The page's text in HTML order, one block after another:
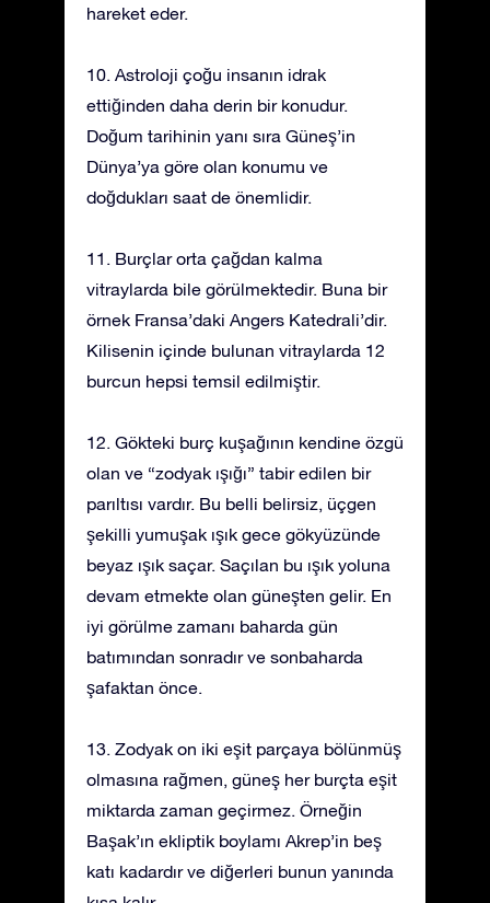
hareket eder.
10. Astroloji çoğu insanın idrak
ettiğinden daha derin bir konudur.
Doğum tarihinin yanı sıra Güneş’in
Dünya’ya göre olan konumu ve
doğdukları saat de önemlidir.
11. Burçlar orta çağdan kalma
vitraylarda bile görülmektedir. Buna bir
örnek Fransa’daki Angers Katedrali’dir.
Kilisenin içinde bulunan vitraylarda 12
burcun hepsi temsil edilmiştir.
12. Gökteki burç kuşağının kendine özgü
olan ve “zodyak ışığı” tabir edilen bir
parıltısı vardır. Bu belli belirsiz, üçgen
şekilli yumuşak ışık gece gökyüzünde
beyaz ışık saçar. Saçılan bu ışık yoluna
devam etmekte olan güneşten gelir. En
iyi görülme zamanı baharda gün
batımından sonradır ve sonbaharda
şafaktan önce.
13. Zodyak on iki eşit parçaya bölünmüş
olmasına rağmen, güneş her burçta eşit
miktarda zaman geçirmez. Örneğin
Başak’ın ekliptik boylamı Akrep’in beş
katı kadardır ve diğerleri bunun yanında